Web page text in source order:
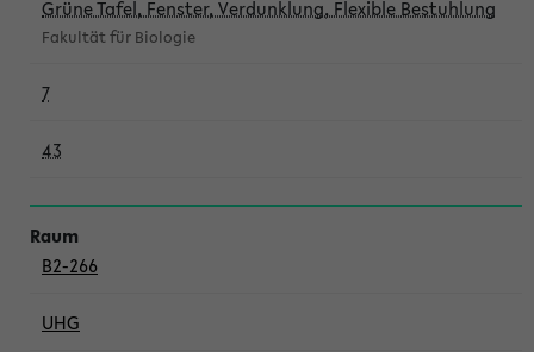
Grüne Tafel, Fenster, Verdunklung, Flexible Bestuhlung
Fakultät für Biologie
7
43
B2-266
UHG